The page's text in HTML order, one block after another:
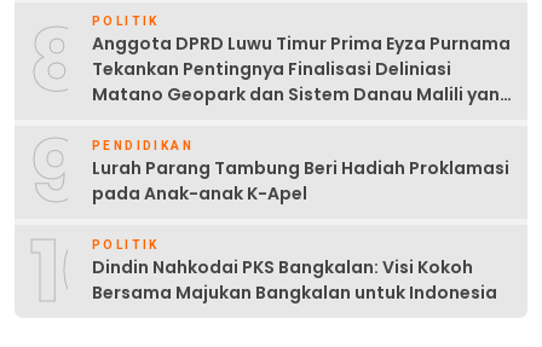
8 POLITIK
Anggota DPRD Luwu Timur Prima Eyza Purnama
Tekankan Pentingnya Finalisasi Deliniasi
Matano Geopark dan Sistem Danau Malili yang
9 PENDIDIKAN
Lurah Parang Tambung Beri Hadiah Proklamasi
pada Anak-anak K-Apel
10POLITIK
Dindin Nahkodai PKS Bangkalan: Visi Kokoh
Bersama Majukan Bangkalan untuk Indonesia